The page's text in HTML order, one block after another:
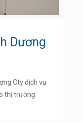
Dương
Cty dịch vụ
thị trường